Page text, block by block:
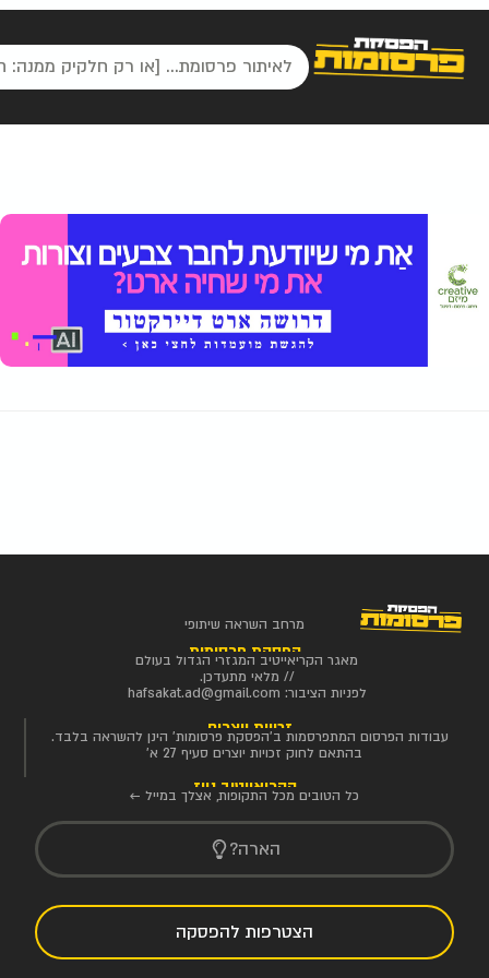
מרחב השראה שיתופי
הפסקת פרסומות
מאגר הקריאייטיב המגזרי הגדול בעולם
// מלאי מתעדכן.
לפניות הציבור: hafsakat.ad@gmail.com
זכויות יוצרים
עבודות הפרסום המתפרסמות ב'הפסקת פרסומות' הינן להשראה בלבד.
בהתאם לחוק זכויות יוצרים סעיף 27 א'
הקריאייטיב ניוז
כל הטובים מכל התקופות, אצלך במייל ←
הארה?
הצטרפות להפסקה